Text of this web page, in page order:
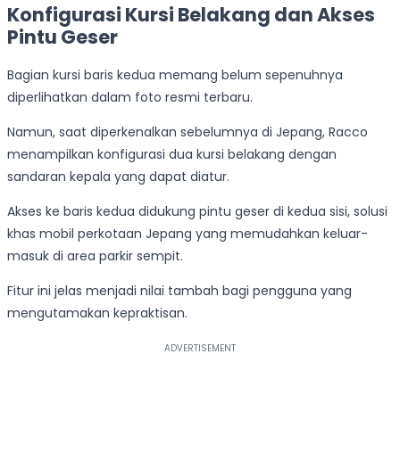
Konfigurasi Kursi Belakang dan Akses
Pintu Geser
Bagian kursi baris kedua memang belum sepenuhnya
diperlihatkan dalam foto resmi terbaru.
Namun, saat diperkenalkan sebelumnya di Jepang, Racco
menampilkan konfigurasi dua kursi belakang dengan
sandaran kepala yang dapat diatur.
Akses ke baris kedua didukung pintu geser di kedua sisi, solusi
khas mobil perkotaan Jepang yang memudahkan keluar-
masuk di area parkir sempit.
Fitur ini jelas menjadi nilai tambah bagi pengguna yang
mengutamakan kepraktisan.